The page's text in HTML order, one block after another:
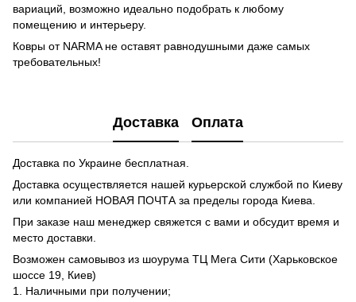
вариаций, возможно идеально подобрать к любому
помещению и интерьеру.
Ковры от NARMA не оставят равнодушными даже самых
требовательных!
Доставка Оплата
Доставка по Украине бесплатная.
Доставка осуществляется нашей курьерской службой по Киеву
или компанией НОВАЯ ПОЧТА за пределы города Киева.
При заказе наш менеджер свяжется с вами и обсудит время и
место доставки.
Возможен самовывоз из шоурума ТЦ Мега Сити (Харьковское
шоссе 19, Киев)
1. Наличными при получении;